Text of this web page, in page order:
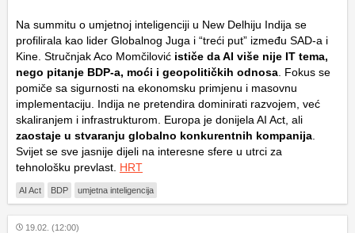
Na summitu o umjetnoj inteligenciji u New Delhiju Indija se
profilirala kao lider Globalnog Juga i “treći put” između SAD-a i
Kine. Stručnjak Aco Momčilović ističe da AI više nije IT tema,
nego pitanje BDP-a, moći i geopolitičkih odnosa . Fokus se
pomiče sa sigurnosti na ekonomsku primjenu i masovnu
implementaciju. Indija ne pretendira dominirati razvojem, već
skaliranjem i infrastrukturom. Europa je donijela AI Act, ali
zaostaje u stvaranju globalno konkurentnih kompanija
Svijet se sve jasnije dijeli na interesne sfere u utrci za
tehnološku prevlast. HRT
AI Act BDP umjetna inteligencija
19.02. (12:00)